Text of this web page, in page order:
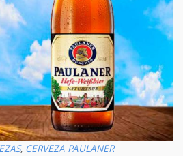
, CERVEZA PAULANER